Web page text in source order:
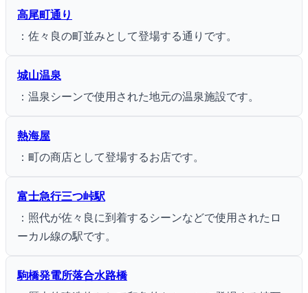
高尾町通り
：佐々良の町並みとして登場する通りです。
城山温泉
：温泉シーンで使用された地元の温泉施設です。
熱海屋
：町の商店として登場するお店です。
富士急行三つ峠駅
：照代が佐々良に到着するシーンなどで使用されたロ
ーカル線の駅です。
駒橋発電所落合水路橋